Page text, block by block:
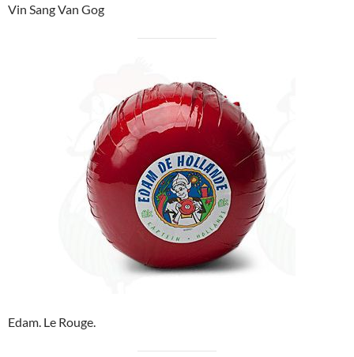
Vin Sang Van Gog
Edam. Le Rouge.